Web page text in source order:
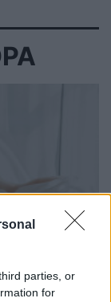
parties, or
for